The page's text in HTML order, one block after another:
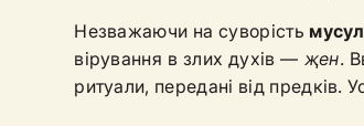
Незважаючи на суворість
вірування в злих духів — җен.
ритуали, передані від предків.